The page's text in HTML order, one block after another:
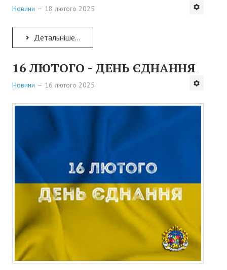
Новини 18 лютого 2025
Детальніше...
16 ЛЮТОГО - ДЕНЬ ЄДНАННЯ
Новини 16 лютого 2025